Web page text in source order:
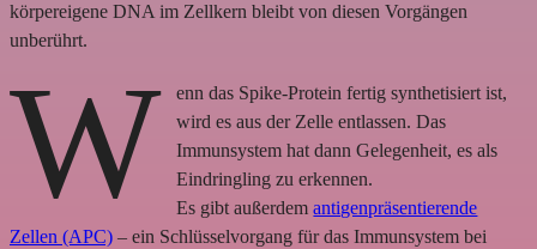
körpereigene DNA im Zellkern bleibt von diesen Vorgängen
unberührt.
W
enn das Spike-Protein fertig synthetisiert ist,
wird es aus der Zelle entlassen. Das
Immunsystem hat dann Gelegenheit, es als
Eindringling zu erkennen.
Es gibt außerdemantigenpräsentierende
Zellen (APC) – ein Schlüsselvorgang für das Immunsystem bei